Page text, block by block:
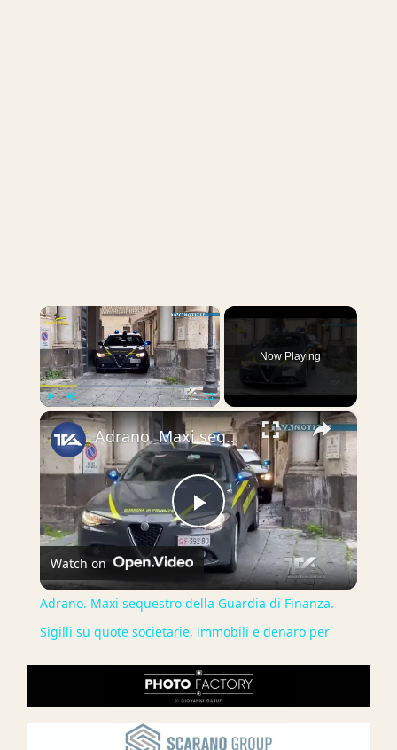
×
Play Unmute Fullscreen
Now Playing
×
Play
Video
Adrano. Maxi sequestro della Guardia di Finanza. Sigilli su quote societarie, immobili e denaro per
Watch on
Adrano. Maxi sequestro della Guardia di Finanza.
Sigilli su quote societarie, immobili e denaro per